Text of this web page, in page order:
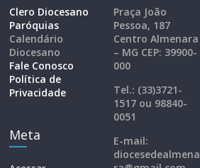
Clero Diocesano
Paróquias
Calendário
Diocesano
Fale Conosco
Política de
Privacidade
Meta
Praça João
Pessoa, 187
Centro Almenara
– MG CEP: 39900-
000
Tel.: (33)3721-
1517 ou 98840-
0051
E-mail:
diocesedealmena